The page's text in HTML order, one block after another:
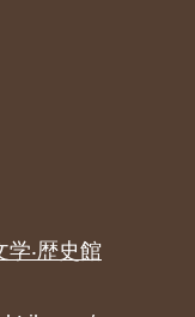
学‧歴史館